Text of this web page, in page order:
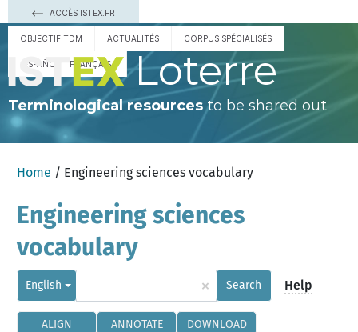
ACCÈS ISTEX.FR
OBJECTIF TDM ACTUALITÉS CORPUS SPÉCIALISÉS
ESPAÑOL FRANÇAIS Loterre
Terminological resourcesto be shared out
Home / Engineering sciences vocabulary
Engineering sciences
vocabulary
English × Search Help
ALIGN ANNOTATE DOWNLOAD